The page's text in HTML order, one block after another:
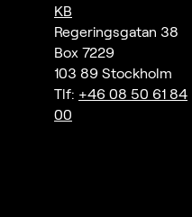
KB
Regeringsgatan 38
Box 7229
103 89 Stockholm
Tlf: +46 08 50 61 84
00